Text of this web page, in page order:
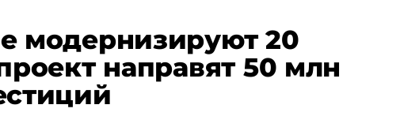
модернизируют 20
направят 50 млн